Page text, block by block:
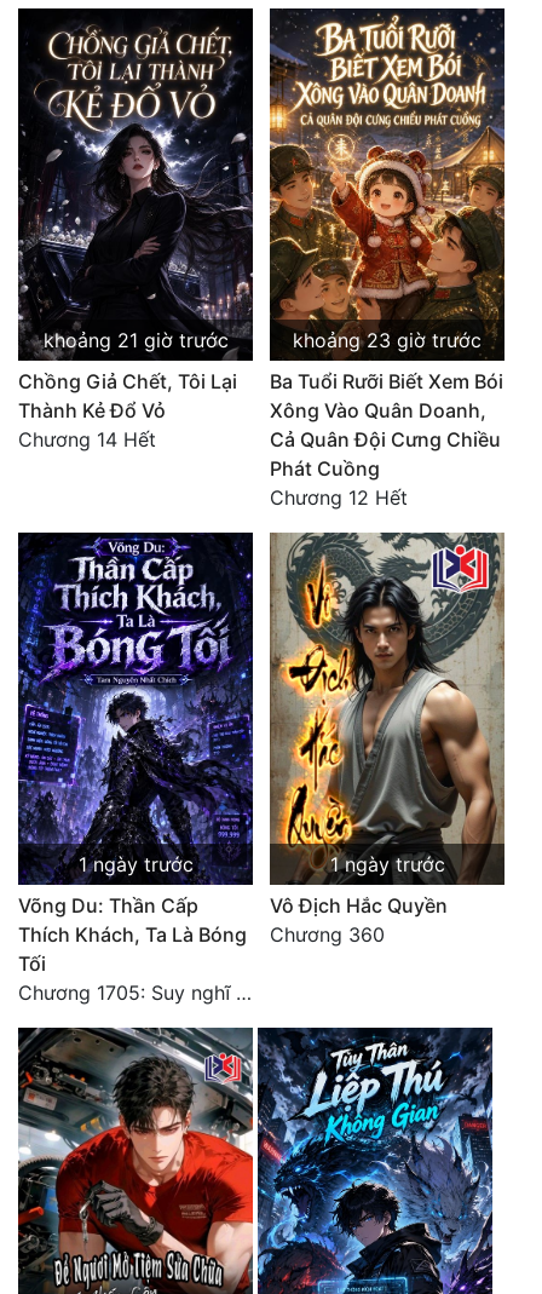
khoảng 21 giờ trước
Chồng Giả Chết, Tôi Lại
Thành Kẻ Đổ Vỏ
Chương 14 Hết
khoảng 23 giờ trước
Ba Tuổi Rưỡi Biết Xem Bói
Xông Vào Quân Doanh,
Cả Quân Đội Cưng Chiều
Phát Cuồng
Chương 12 Hết
1 ngày trước
Võng Du: Thần Cấp
Thích Khách, Ta Là Bóng
Tối
Chương 1705: Suy nghĩ sinh tồn của Vô Danh Tuyết!
1 ngày trước
Vô Địch Hắc Quyền
Chương 360